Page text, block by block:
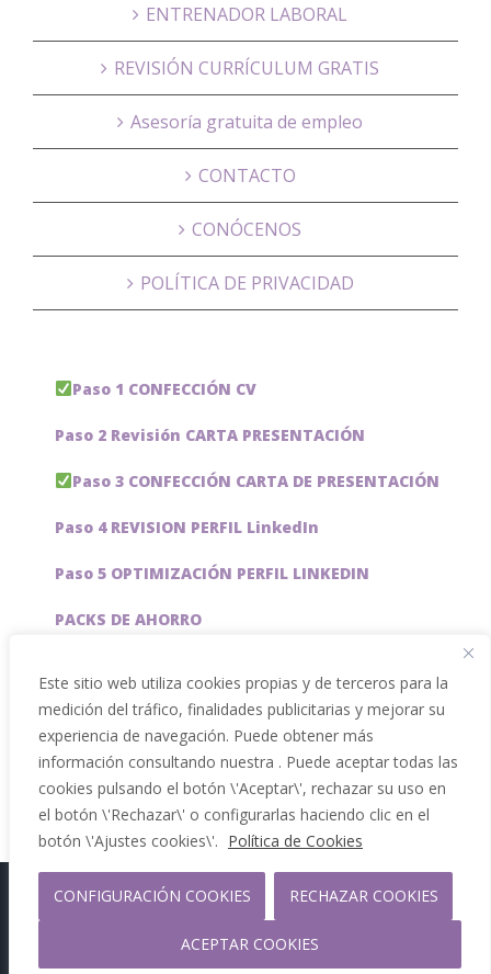
Este sitio web utiliza cookies propias y de terceros para la
medición del tráfico, finalidades publicitarias y mejorar su
experiencia de navegación. Puede obtener más
información consultando nuestra . Puede aceptar todas las
cookies pulsando el botón \'Aceptar\', rechazar su uso en
el botón \'Rechazar\' o configurarlas haciendo clic en el
botón \'Ajustes cookies\'. Política de Cookies
CONFIGURACIÓN COOKIES RECHAZAR COOKIES
ACEPTAR COOKIES
ENTRENADOR LABORAL
REVISIÓN CURRÍCULUM GRATIS
Asesoría gratuita de empleo
CONTACTO
CONÓCENOS
POLÍTICA DE PRIVACIDAD
Paso 1 CONFECCIÓN CV
Paso 2 Revisión CARTA PRESENTACIÓN
Paso 3 CONFECCIÓN CARTA DE PRESENTACIÓN
Paso 4 REVISION PERFIL LinkedIn
Paso 5 OPTIMIZACIÓN PERFIL LINKEDIN
PACKS DE AHORRO
Servicios especiales
Copyright 2012 - 2026 |
Facebook
Phone